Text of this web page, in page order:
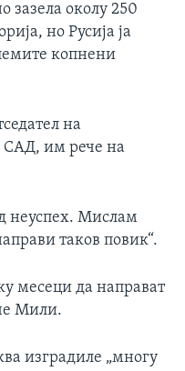
зазела околу 250
но Русија ја
копнени
на
САД, им рече на
неуспех. Мислам
таков повик“.
месеци да направат
Мили.
изградиле „многу